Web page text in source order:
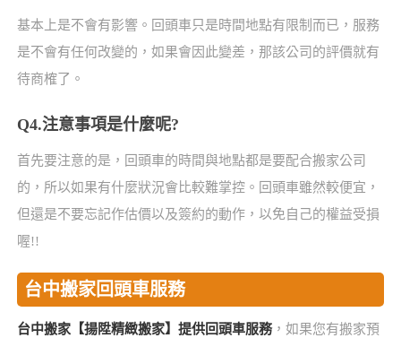
基本上是不會有影響。回頭車只是時間地點有限制而已，服務
是不會有任何改變的，如果會因此變差，那該公司的評價就有
待商榷了。
Q4.注意事項是什麼呢?
首先要注意的是，回頭車的時間與地點都是要配合搬家公司
的，所以如果有什麼狀況會比較難掌控。回頭車雖然較便宜，
但還是不要忘記作估價以及簽約的動作，以免自己的權益受損
喔!!
台中搬家回頭車服務
台中搬家【揚陞精緻搬家】提供回頭車服務，如果您有搬家預